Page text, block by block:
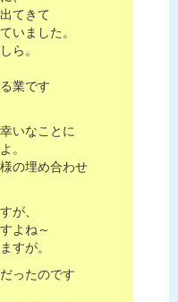
てきて
いました。
ら。
業です
いなことに
。
の埋め合わせ
が、
よね～
すが。
ったのです